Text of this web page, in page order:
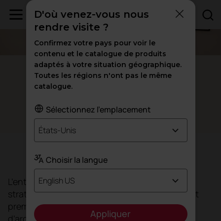
Madrid
L'élégance et la sérénité de
Luxurycomm
Objectif
L’entreprise spécialisée dans la création de
stratégies digitales pour les marques de luxe et
premium, Luxurycomm, a confié au studio
d’architecture intérieure Ele Room 62 la
D'où venez-vous nous
rendre visite ?
Confirmez votre pays pour voir le
contenu et le catalogue de produits
adaptés à votre situation géographique.
Toutes les régions n'ont pas le même
catalogue.
Sélectionnez l'emplacement
États-Unis
Choisir la langue
English US
Appliquer